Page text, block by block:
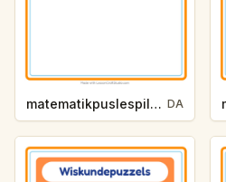
matematikpuslespil-subtraktion-zoodyr-46d9 DA